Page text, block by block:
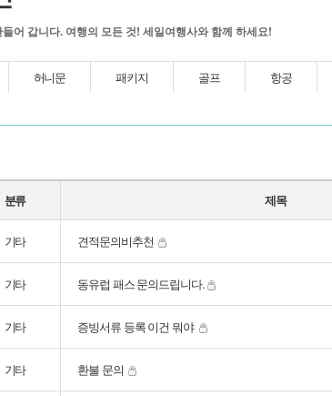
어 갑니다. 여행의 모든 것! 세일여행사와 함께 하세요!
허니문 패키지 골프 항공
분류 제목
기타 견적문의비추천
기타 동유럽 패스 문의드립니다.
기타 증빙서류 등록 이건 뭐야
기타 환불 문의